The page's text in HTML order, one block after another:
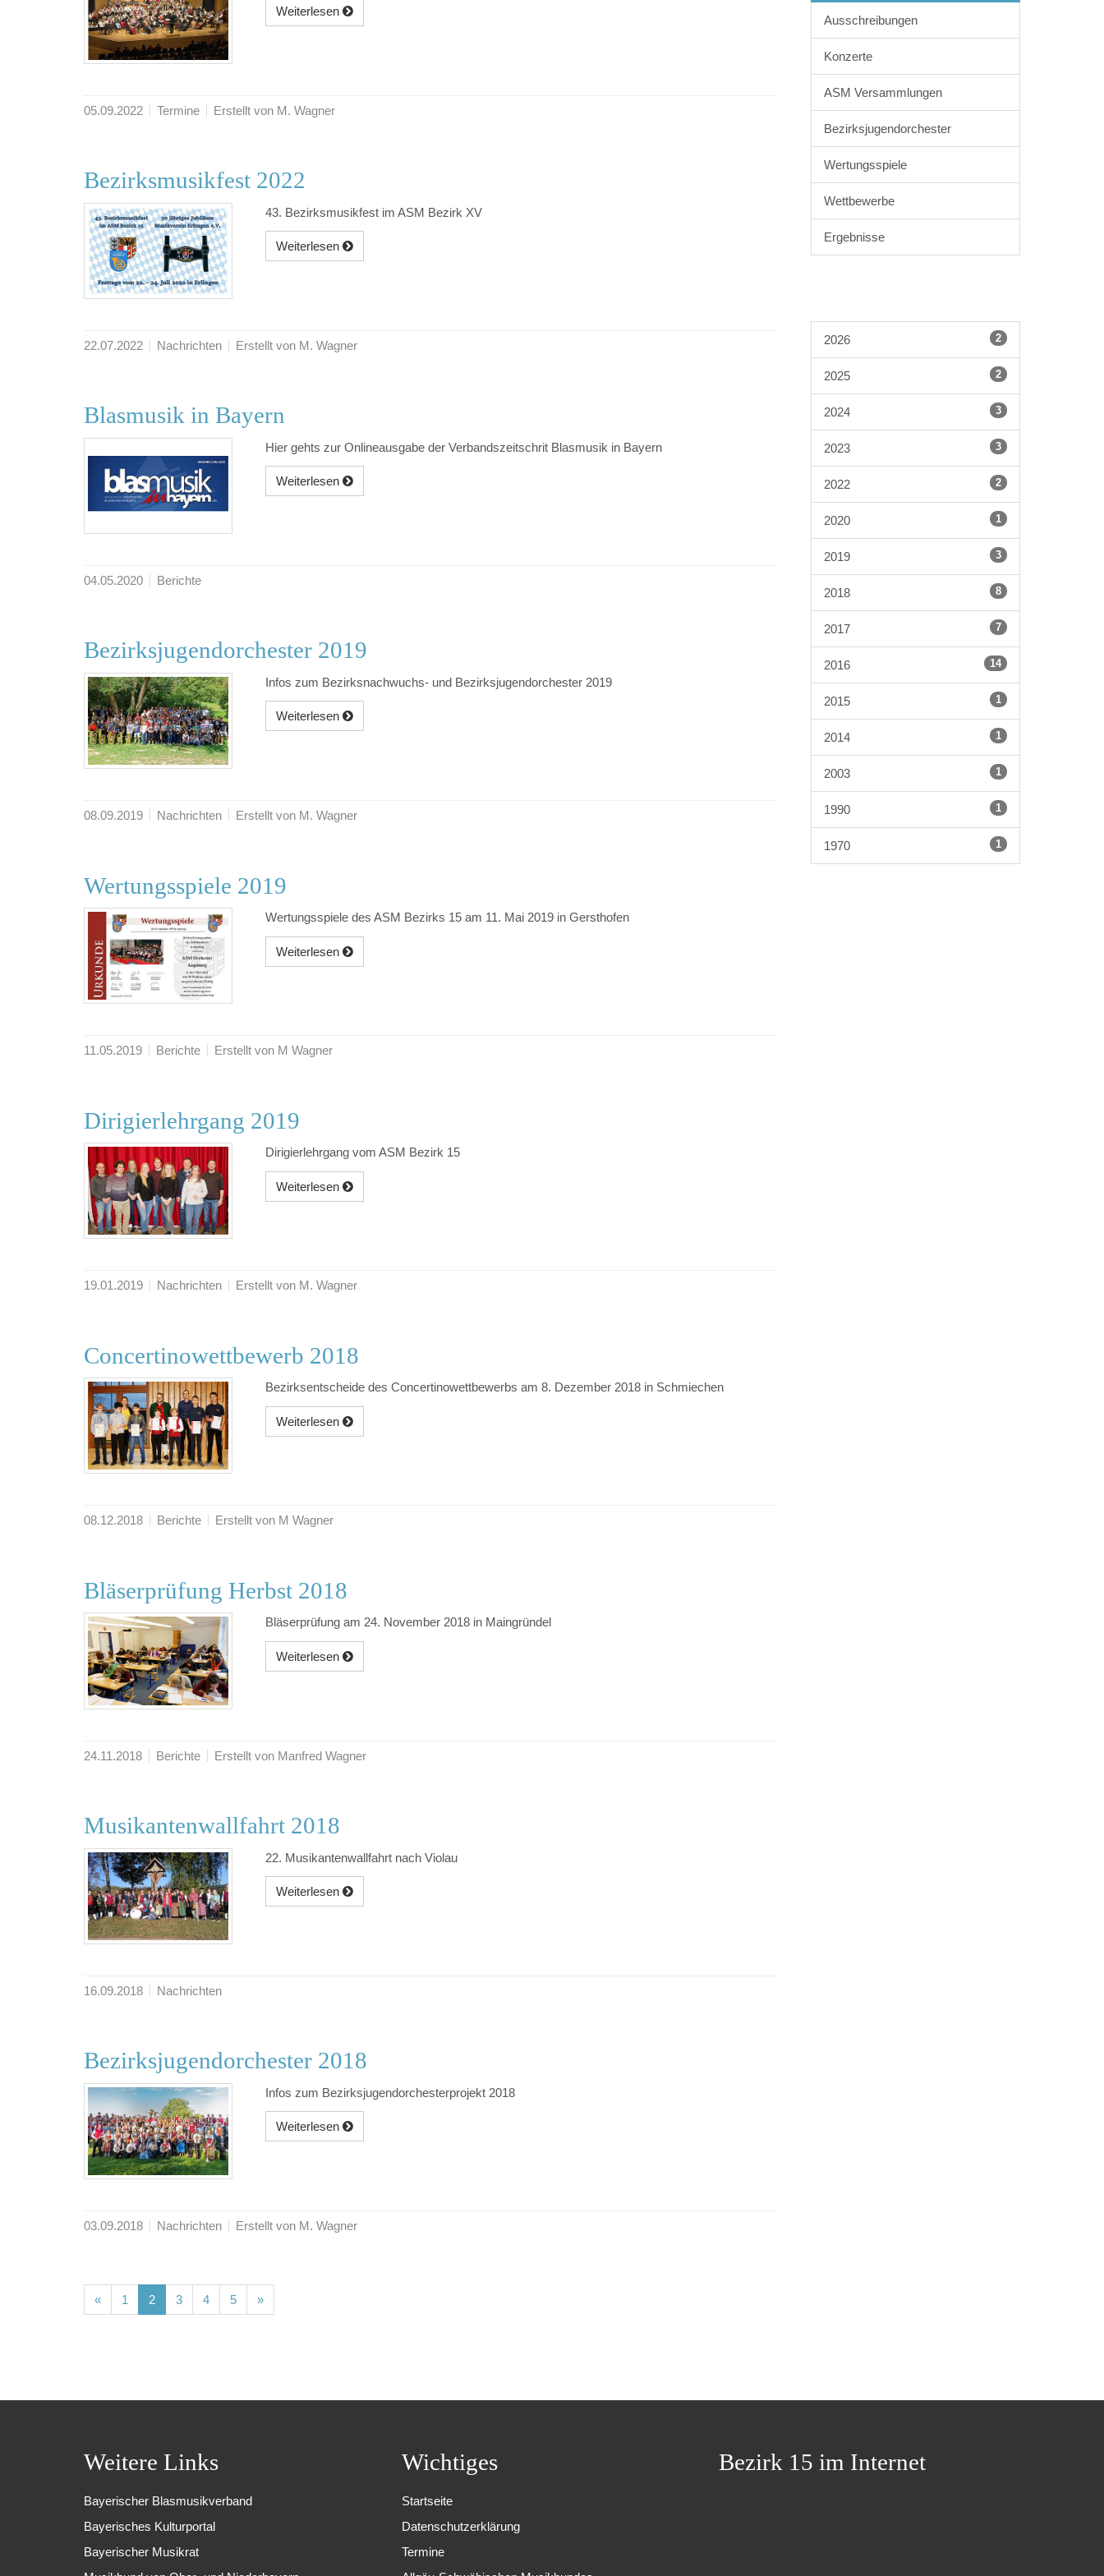
Weiterlesen
05.09.2022 Termine Erstellt von M. Wagner
Bezirksmusikfest 2022
43. Bezirksmusikfest im ASM Bezirk XV
Weiterlesen
22.07.2022 Nachrichten Erstellt von M. Wagner
Blasmusik in Bayern
Hier gehts zur Onlineausgabe der Verbandszeitschrit Blasmusik in Bayern
Weiterlesen
04.05.2020 Berichte
Bezirksjugendorchester 2019
Infos zum Bezirksnachwuchs- und Bezirksjugendorchester 2019
Weiterlesen
08.09.2019 Nachrichten Erstellt von M. Wagner
Wertungsspiele 2019
Wertungsspiele des ASM Bezirks 15 am 11. Mai 2019 in Gersthofen
Weiterlesen
11.05.2019 Berichte Erstellt von M Wagner
Dirigierlehrgang 2019
Dirigierlehrgang vom ASM Bezirk 15
Weiterlesen
19.01.2019 Nachrichten Erstellt von M. Wagner
Concertinowettbewerb 2018
Bezirksentscheide des Concertinowettbewerbs am 8. Dezember 2018 in Schmiechen
Weiterlesen
08.12.2018 Berichte Erstellt von M Wagner
Bläserprüfung Herbst 2018
Bläserprüfung am 24. November 2018 in Maingründel
Weiterlesen
24.11.2018 Berichte Erstellt von Manfred Wagner
Musikantenwallfahrt 2018
22. Musikantenwallfahrt nach Violau
Weiterlesen
16.09.2018 Nachrichten
Bezirksjugendorchester 2018
Infos zum Bezirksjugendorchesterprojekt 2018
Weiterlesen
03.09.2018 Nachrichten Erstellt von M. Wagner
« 1 (current)
2(current)
3(current)
4(current)
5(current)
»
Ausschreibungen
Konzerte
ASM Versammlungen
Bezirksjugendorchester
Wertungsspiele
Wettbewerbe
Ergebnisse
2026 2
2025 2
2024 3
2023 3
2022 2
2020 1
2019 3
2018 8
2017 7
2016 14
2015 1
2014 1
2003 1
1990 1
1970 1
Weitere Links
Bayerischer Blasmusikverband
Bayerisches Kulturportal
Bayerischer Musikrat
Wichtiges
Startseite
Datenschutzerklärung
Termine
Bezirk 15 im Internet